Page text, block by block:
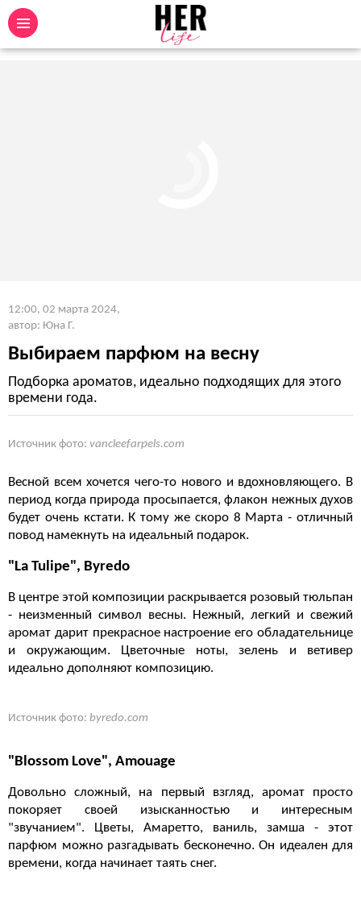
12:00, 02 марта 2024,
автор: Юна Г.
Выбираем парфюм на весну
Подборка ароматов, идеально подходящих для этого
времени года.
Источник фото: vancleefarpels.com
Весной всем хочется чего-то нового и вдохновляющего. В
период когда природа просыпается, флакон нежных духов
будет очень кстати. К тому же скоро 8 Марта - отличный
повод намекнуть на идеальный подарок.
"La Tulipe", Byredo
В центре этой композиции раскрывается розовый тюльпан
- неизменный символ весны. Нежный, легкий и свежий
аромат дарит прекрасное настроение его обладательнице
и окружающим. Цветочные ноты, зелень и ветивер
идеально дополняют композицию.
Источник фото: byredo.com
"Blossom Love", Amouage
Довольно сложный, на первый взгляд, аромат просто
покоряет своей изысканностью и интересным
"звучанием". Цветы, Амаретто, ваниль, замша - этот
парфюм можно разгадывать бесконечно. Он идеален для
времени, когда начинает таять снег.